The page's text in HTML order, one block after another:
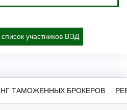
участников ВЭД
ТАМОЖЕННЫХ БРОКЕРОВ